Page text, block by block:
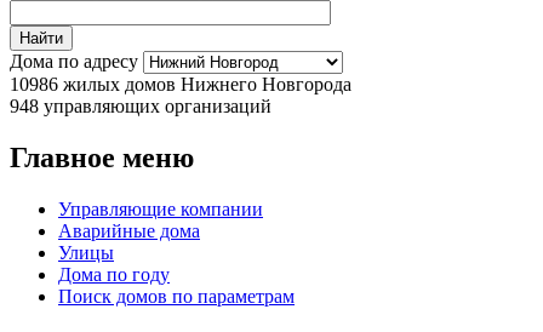
Дома по адресу
10986 жилых домов Нижнего Новгорода
948 управляющих организаций
Главное меню
Управляющие компании
Аварийные дома
Улицы
Дома по году
Поиск домов по параметрам